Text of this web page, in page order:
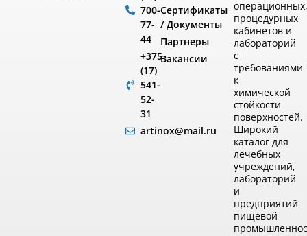
700-
77-
44
+375
(17)
541-
52-
31
artinox@mail.ru
Сертификаты
/ Документы
Партнеры
Вакансии
операционных,
процедурных
кабинетов и
лабораторий
с
требованиями
к
химической
стойкости
поверхностей.
Широкий
каталог для
лечебных
учреждений,
лабораторий
и
предприятий
пищевой